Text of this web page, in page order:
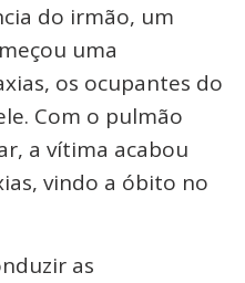
do irmão, um
uma
os ocupantes do
Com o pulmão
a vítima acabou
vindo a óbito no
as